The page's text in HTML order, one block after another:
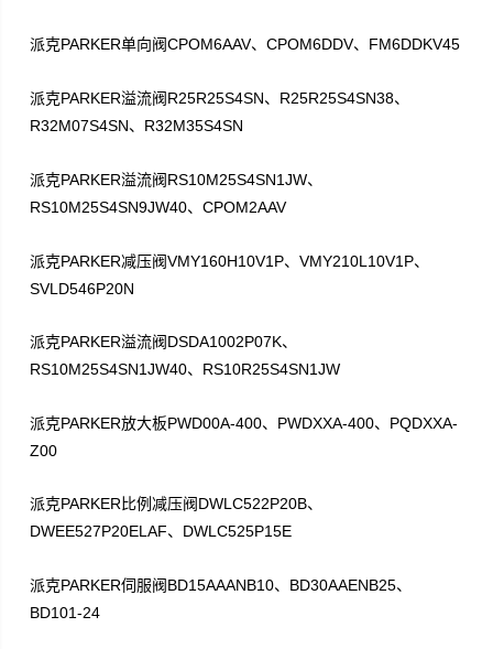
派克PARKER单向阀CPOM6AAV、CPOM6DDV、 FM6DDKV45
派克PARKER溢流阀 R25R25S4SN、 R25R25S4SN38、
R32M07S4SN、 R32M35S4SN
派克PARKER溢流阀 RS10M25S4SN1JW、
RS10M25S4SN9JW40、CPOM2AAV
派克PARKER减压阀VMY160H10V1P、VMY210L10V1P、
SVLD546P20N
派克PARKER溢流阀 DSDA1002P07K、
RS10M25S4SN1JW40、 RS10R25S4SN1JW
派克PARKER放大板PWD00A-400、 PWDXXA-400、 PQDXXA-
Z00
派克PARKER 比例减压阀 DWLC522P20B、
DWEE527P20ELAF、 DWLC525P15E
派克PARKER伺服阀 BD15AAANB10、 BD30AAENB25、
BD101-24